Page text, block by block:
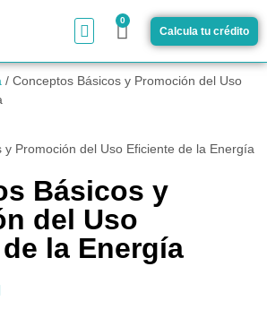
0
Calcula tu crédito
/ Conceptos Básicos y Promoción del Uso
Básicos y
del Uso
la Energía